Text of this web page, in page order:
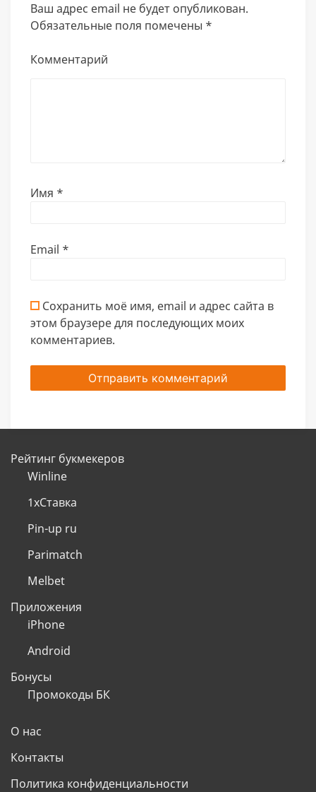
Ваш адрес email не будет опубликован.
Обязательные поля помечены *
Комментарий
Имя *
Email *
Сохранить моё имя, email и адрес сайта в
этом браузере для последующих моих
комментариев.
Рейтинг букмекеров
Winline
1хСтавка
Pin-up ru
Parimatch
Melbet
Приложения
iPhone
Android
Бонусы
Промокоды БК
О нас
Контакты
Политика конфиденциальности